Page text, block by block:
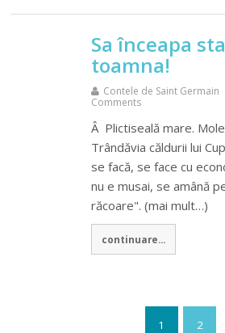
Sa înceapa
toamna!
Contele de Saint Germain
Comments
Â Plictiseală mare.
Trândăvia căldurii lui
se facă, se face cu
nu e musai, se amână
răcoare". (mai mult…)
continuare...
1 2